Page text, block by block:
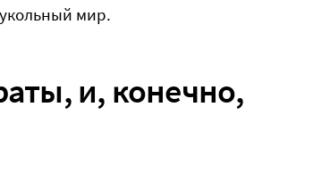
мир.
и, конечно,